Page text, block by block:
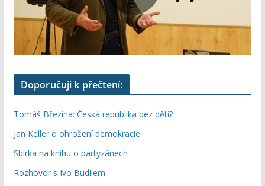
Doporučuji k přečtení:
Tomáš Březina: Česká republika bez dětí?
Jan Keller o ohrožení demokracie
Sbírka na knihu o partyzánech
Rozhovor s Ivo Budilem